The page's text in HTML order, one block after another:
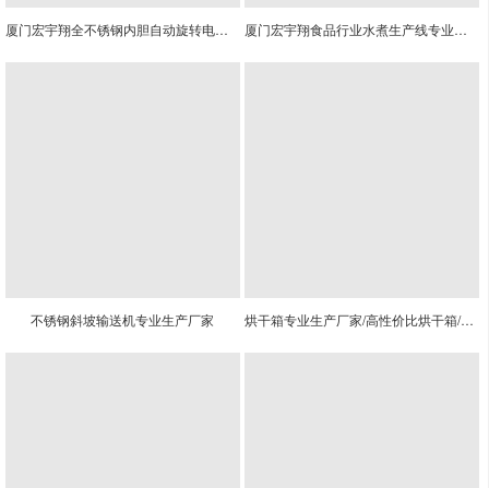
厦门宏宇翔全不锈钢内胆自动旋转电烤箱专业生产厂家 厦门宏宇翔食品行业水煮生产线专业生产厂家
不锈钢斜坡输送机专业生产厂家 烘干箱专业生产厂家/高性价比烘干箱/烘干箱供应